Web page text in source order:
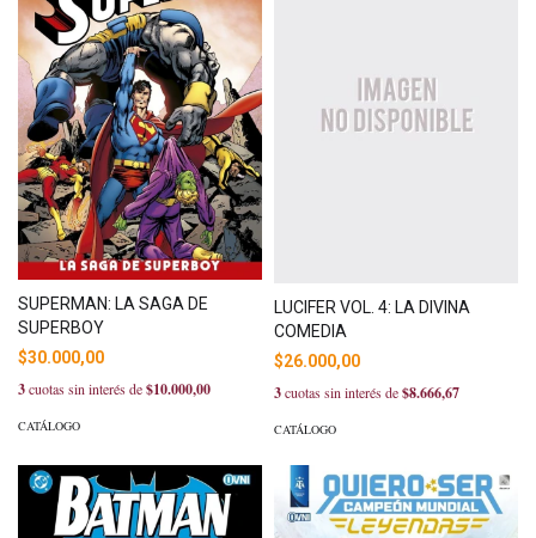
SUPERMAN: LA SAGA DE
SUPERBOY
$30.000,00
3cuotas sin interés de$10.000,00
CATÁLOGO
LUCIFER VOL. 4: LA DIVINA
COMEDIA
$26.000,00
3cuotas sin interés de$8.666,67
CATÁLOGO